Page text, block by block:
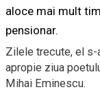
aloce mai mult
pensionar.
Zilele trecute, el s-
apropie ziua
Mihai Eminescu.